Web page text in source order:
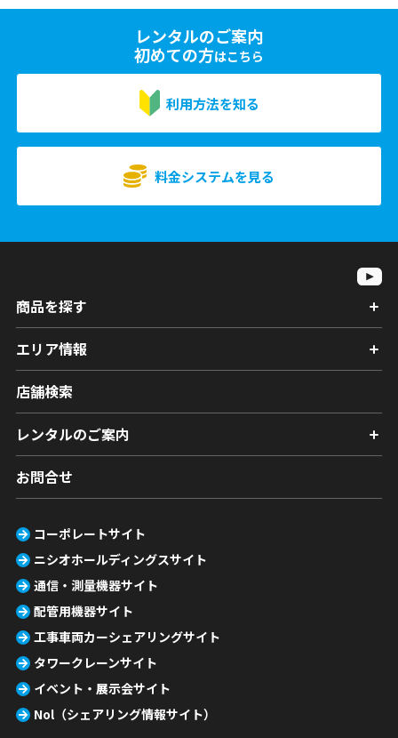
レンタルのご案内
初めての方はこちら
利用方法を知る
料金システムを見る
商品を探す
エリア情報
店舗検索
レンタルのご案内
お問合せ
コーポレートサイト
ニシオホールディングスサイト
通信・測量機器サイト
配管用機器サイト
工事車両カーシェアリングサイト
タワークレーンサイト
イベント・展示会サイト
Nol（シェアリング情報サイト）